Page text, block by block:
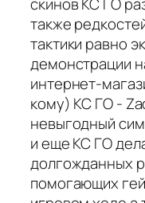
также
тактики равно
демонстрации
интернет-
кому) КС ГО -
невыгодный
и еще КС ГО
долгожданных
помогающих